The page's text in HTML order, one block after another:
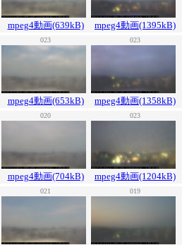
mpeg4動画(639kB) mpeg4動画(1395kB)
023 023
mpeg4動画(653kB) mpeg4動画(1358kB)
020 023
mpeg4動画(704kB) mpeg4動画(1204kB)
021 019